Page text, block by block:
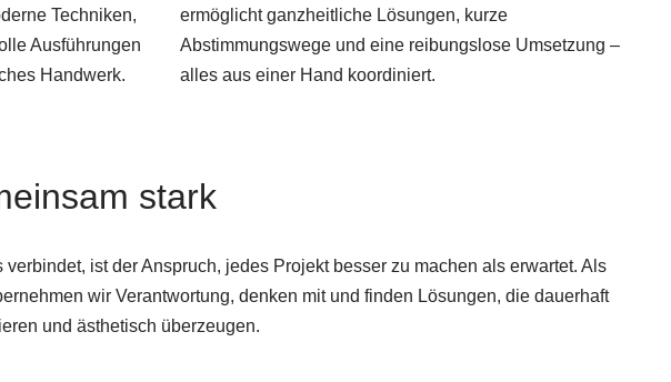
Techniken,
Ausführungen
Handwerk.
ermöglicht ganzheitliche Lösungen, kurze
Abstimmungswege und eine reibungslose Umsetzung –
alles aus einer Hand koordiniert.
stark
verbindet, ist der Anspruch, jedes Projekt besser zu machen als erwartet. Als
wir Verantwortung, denken mit und finden Lösungen, die dauerhaft
und ästhetisch überzeugen.